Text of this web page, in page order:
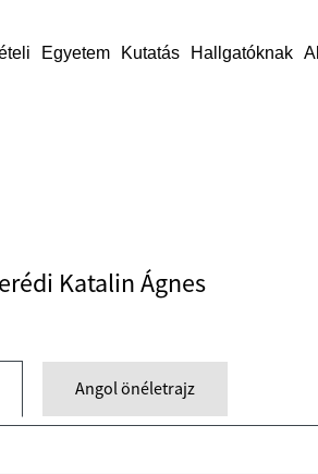
Egyetem Kutatás Hallgatóknak
Katalin Ágnes
Angol önéletrajz